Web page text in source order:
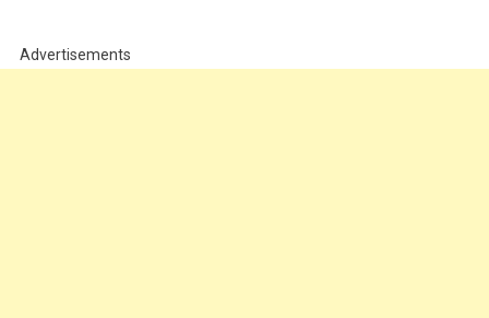
Advertisements